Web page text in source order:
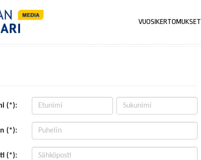
VUOSIKERTOMUKSET
(*):
(*):
(*):